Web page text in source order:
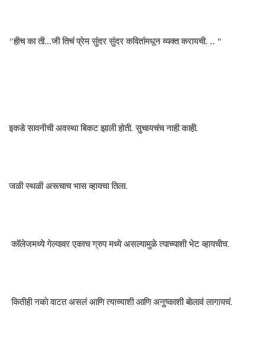
"हीच का ती...जी तिचं प्रेम सुंदर सुंदर कवितांमधून व्यक्त करायची. .. "
इकडे सावनीची अवस्था बिकट झाली होती. सुचायचंच नाही काही.
जळी स्थळी अरूचाच भास व्हायचा तिला.
कॉलेजमध्ये गेल्यावर एकाच ग्रुप मध्ये असल्यामुळे त्याच्याशी भेट व्हायचीच.
कितीही नको वाटत असलं आणि त्याच्याशी आणि अनुष्काशी बोलावं लागायचं.